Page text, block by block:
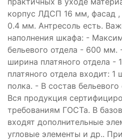
корпус ЛДСП 16 мм, фасад ,
0.4 мм. Антресоль есть.
наполнения шкафа: -
бельевого отдела - 600 мм.
ширина платяного отдела -
платяного отдела входит: 1
полка. - В состав
Вся продукция
требованиям ГОСТа. В
входят дополнительные
угловые элементы и др..